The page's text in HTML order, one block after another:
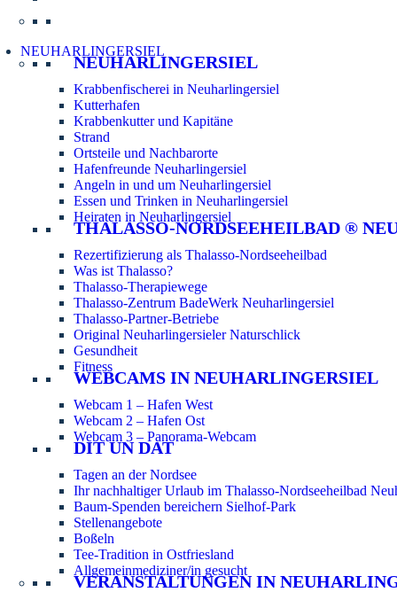
NEUHARLINGERSIEL
NEUHARLINGERSIEL
Krabbenfischerei in Neuharlingersiel
Kutterhafen
Krabbenkutter und Kapitäne
Strand
Ortsteile und Nachbarorte
Hafenfreunde Neuharlingersiel
Angeln in und um Neuharlingersiel
Essen und Trinken in Neuharlingersiel
Heiraten in Neuharlingersiel
THALASSO-NORDSEEHEILBAD ®
Rezertifizierung als Thalasso-Nordseeheilbad
Was ist Thalasso?
Thalasso-Therapiewege
Thalasso-Zentrum BadeWerk Neuharlingersiel
Thalasso-Partner-Betriebe
Original Neuharlingersieler Naturschlick
Gesundheit
Fitness
WEBCAMS IN NEUHARLINGERSIEL
Webcam 1 – Hafen West
Webcam 2 – Hafen Ost
Webcam 3 – Panorama-Webcam
DIT UN DAT
Tagen an der Nordsee
Ihr nachhaltiger Urlaub im Thalasso-Nordseeheilbad
Baum-Spenden bereichern Sielhof-Park
Stellenangebote
Boßeln
Tee-Tradition in Ostfriesland
Allgemeinmediziner/in gesucht
VERANSTALTUNGEN IN